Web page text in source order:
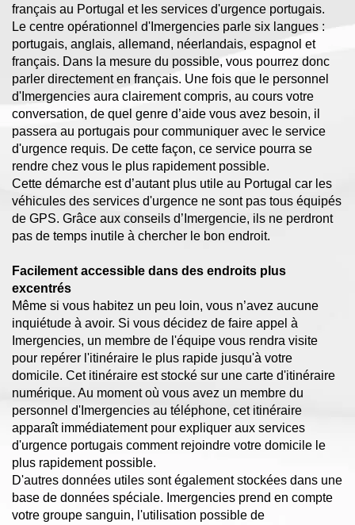
français au Portugal et les services d'urgence portugais.
Le centre opérationnel d'Imergencies parle six langues :
portugais, anglais, allemand, néerlandais, espagnol et
français. Dans la mesure du possible, vous pourrez donc
parler directement en français. Une fois que le personnel
d'Imergencies aura clairement compris, au cours votre
conversation, de quel genre d’aide vous avez besoin, il
passera au portugais pour communiquer avec le service
d'urgence requis. De cette façon, ce service pourra se
rendre chez vous le plus rapidement possible.
Cette démarche est d’autant plus utile au Portugal car les
véhicules des services d'urgence ne sont pas tous équipés
de GPS. Grâce aux conseils d’Imergencie, ils ne perdront
pas de temps inutile à chercher le bon endroit.
Facilement accessible dans des endroits plus
excentrés
Même si vous habitez un peu loin, vous n’avez aucune
inquiétude à avoir. Si vous décidez de faire appel à
Imergencies, un membre de l'équipe vous rendra visite
pour repérer l'itinéraire le plus rapide jusqu'à votre
domicile. Cet itinéraire est stocké sur une carte d'itinéraire
numérique. Au moment où vous avez un membre du
personnel d'Imergencies au téléphone, cet itinéraire
apparaît immédiatement pour expliquer aux services
d'urgence portugais comment rejoindre votre domicile le
plus rapidement possible.
D'autres données utiles sont également stockées dans une
base de données spéciale. Imergencies prend en compte
votre groupe sanguin, l'utilisation possible de